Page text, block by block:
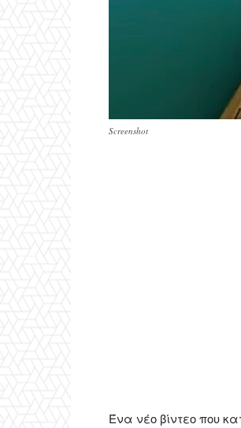
Screenshot
Ένα νέο βίντεο που